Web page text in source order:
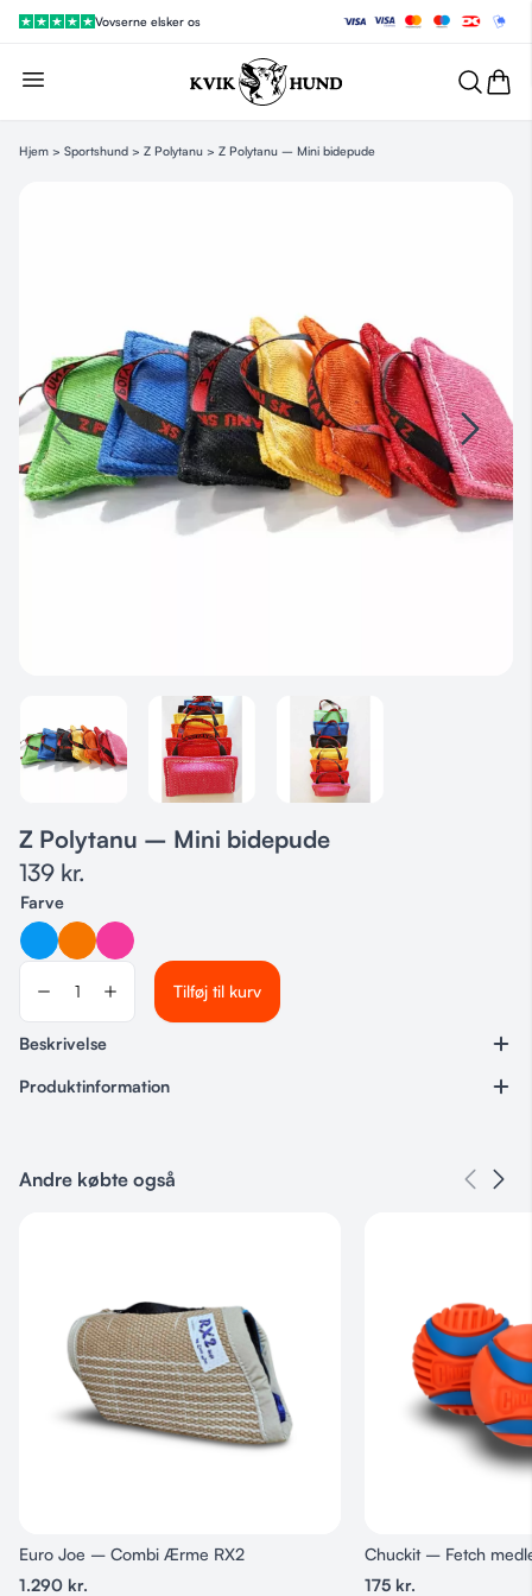
Vovserne elsker os
Hjem > Sportshund > Z Polytanu > Z Polytanu – Mini bidepude
Z Polytanu – Mini bidepude
139 kr.
Farve
Tilføj til kurv
Beskrivelse
Produktinformation
Kategorier
Andre købte også
Euro Joe – Combi Ærme RX2
1.290 kr.
Chuckit – Fetch
175kr.